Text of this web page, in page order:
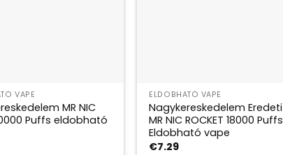
VAPE
MR NIC
Puffs eldobható
ELDOBHATÓ VAPE
Nagykereskedelem Eredeti
MR NIC ROCKET 18000 Puffs
Eldobható vape
€7.29